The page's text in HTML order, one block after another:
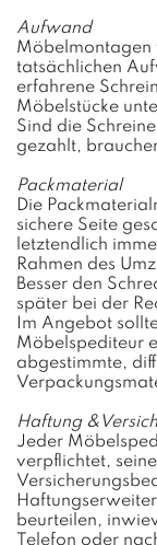
Aufwand
Möbelmontagen
tatsächlichen
erfahrene
Möbelstücke
Sind die
gezahlt,
Packmaterial
Die
sichere Seite
letztendlich
Rahmen des
Besser den
später bei der
Im Angebot
Möbelspediteur
abgestimmte,
Haftung
Jeder
verpflichtet,
beurteilen,
Telefon oder